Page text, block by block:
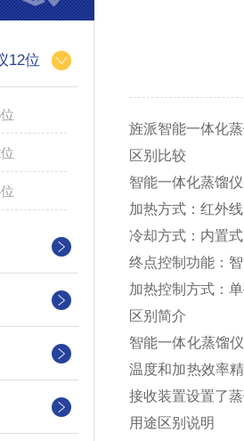
12位
旌派智能一体化
区别比较
智能一体化蒸馏
加热方式：红外
冷却方式：内置
终点控制功能：
加热控制方式：
区别简介
智能一体化蒸馏
温度和加热效率
接收装置设置了
用途区别说明